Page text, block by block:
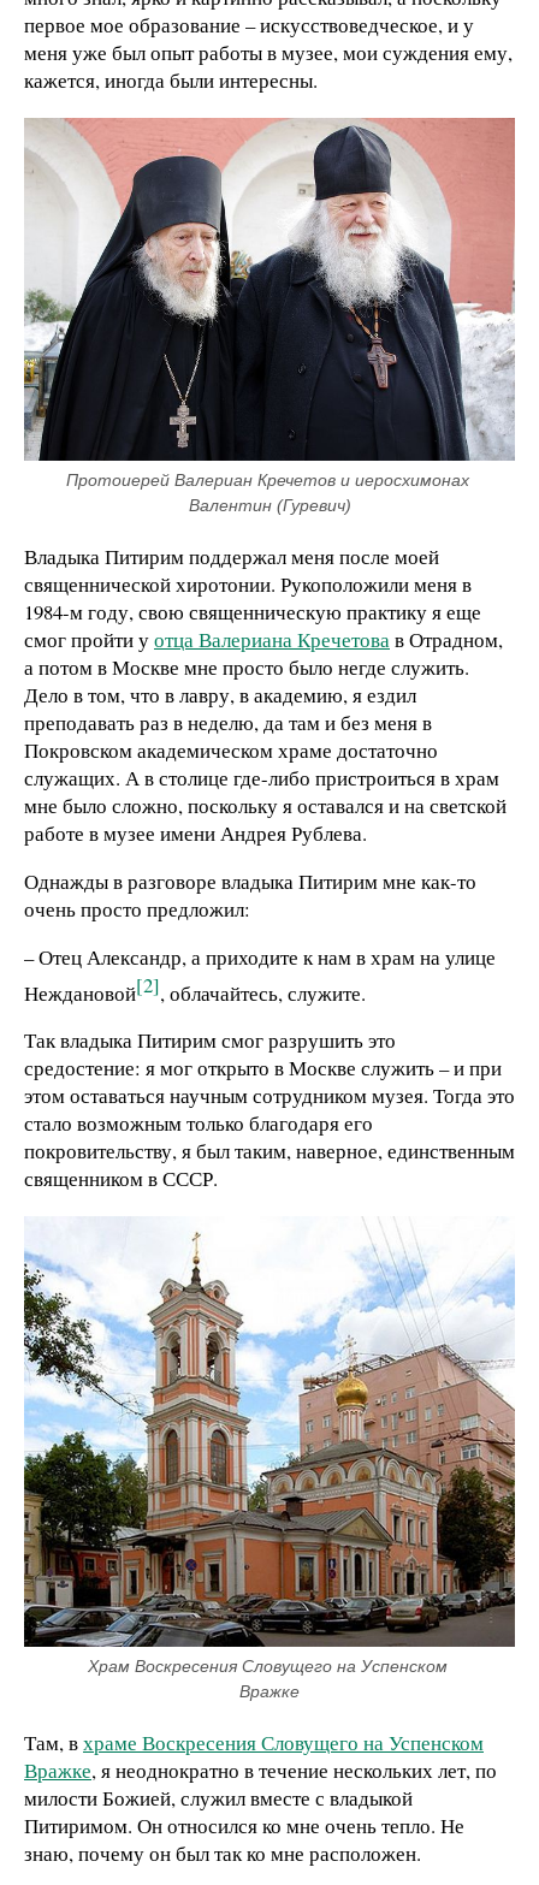
первое мое образование – искусствоведческое, и у
меня уже был опыт работы в музее, мои суждения ему,
кажется, иногда были интересны.
Протоиерей Валериан Кречетов и иеросхимонах
Валентин (Гуревич)
Владыка Питирим поддержал меня после моей
священнической хиротонии. Рукоположили меня в
1984-м году, свою священническую практику я еще
смог пройти уотца Валериана Кречетовав Отрадном,
а потом в Москве мне просто было негде служить.
Дело в том, что в лавру, в академию, я ездил
преподавать раз в неделю, да там и без меня в
Покровском академическом храме достаточно
служащих. А в столице где-либо пристроиться в храм
мне было сложно, поскольку я оставался и на светской
работе в музее имени Андрея Рублева.
Однажды в разговоре владыка Питирим мне как-то
очень просто предложил:
– Отец Александр, а приходите к нам в храм на улице
Неждановой[2], облачайтесь, служите.
Так владыка Питирим смог разрушить это
средостение: я мог открыто в Москве служить – и при
этом оставаться научным сотрудником музея. Тогда это
стало возможным только благодаря его
покровительству, я был таким, наверное, единственным
священником в СССР.
Храм Воскресения Словущего на Успенском
Вражке
Там, вхраме Воскресения Словущего на Успенском
Вражке, я неоднократно в течение нескольких лет, по
милости Божией, служил вместе с владыкой
Питиримом. Он относился ко мне очень тепло. Не
знаю, почему он был так ко мне расположен.